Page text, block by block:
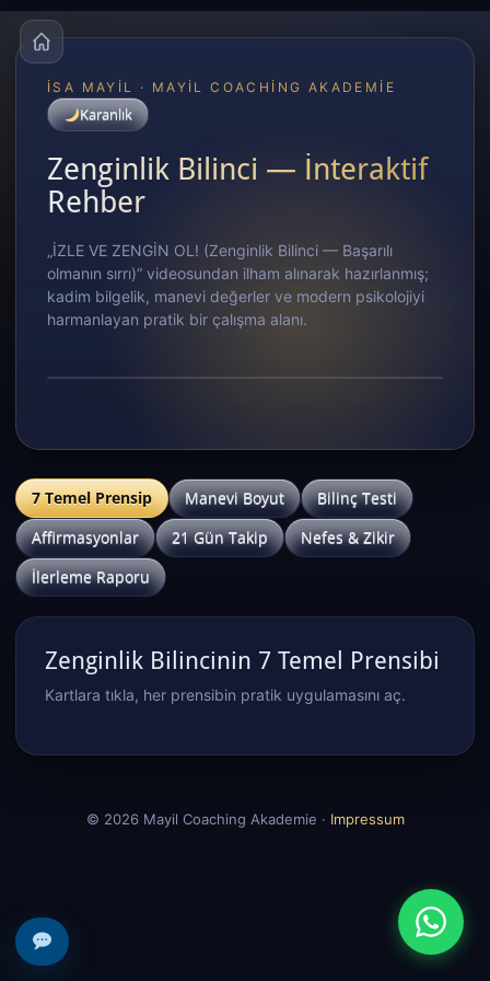
İSA MAYIL · MAYIL COACHING AKADEMIE
Karanlık
Zenginlik Bilinci — İnteraktif
Rehber
„İZLE VE ZENGİN OL! (Zenginlik Bilinci — Başarılı
olmanın sırrı)“ videosundan ilham alınarak hazırlanmış;
kadim bilgelik, manevi değerler ve modern psikolojiyi
harmanlayan pratik bir çalışma alanı.
7 Temel Prensip Manevi Boyut
Bilinç Testi
Affirmasyonlar
21 Gün Takip
Nefes & Zikir
İlerleme Raporu
Zenginlik Bilincinin 7 Temel Prensibi
Kartlara tıkla, her prensibin pratik uygulamasını aç.
© 2026 Mayil Coaching Akademie · Impressum